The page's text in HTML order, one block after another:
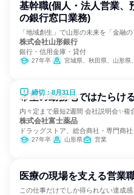
基幹職(個人・法人営業、
の銀行窓口業務)
「地域創生」で山形の未来を「金融
株式会社山形銀行
銀行・信用金庫・貸付
27年卒 宮城県、秋田県、山形県、福島県、栃木県、埼玉県
締切：8月31日
希望の勤務地ではたらけ
内々定まで最短2週間 会社説明会✨複
株式会社富士薬品
ドラッグストア、総合商社・専門商
27年卒 山形県 営業
医療の現場を支える営業
この仕事だけでしか得られない達成感